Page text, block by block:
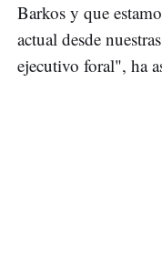
Barkos y que
actual desde
ejecutivo foral", ha